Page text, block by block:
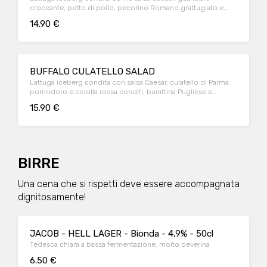
croccante, petto di pollo, pecorino Romano grattugiato e
14.90 €
BUFFALO CULATELLO SALAD
Lattuga iceberg condita con salsa Caesar, culatello di Parma,
pomodoro e cipolla rossa conditi, burattina Pugliese e
15.90 €
BIRRE
Una cena che si rispetti deve essere accompagnata
dignitosamente!
JACOB - HELL LAGER - Bionda - 4,9% - 50cl
Tedesca chiara a bassa fermentazione, molto beverina
6.50 €